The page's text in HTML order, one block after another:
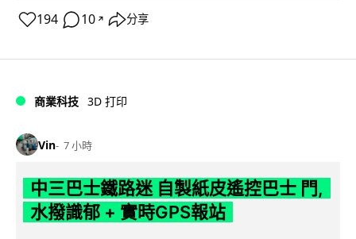
194 10 ↗ 分享
商業科技 3D 打印
Vin 7 小時
中三巴士鐵路迷 自製紙皮遙控巴士 門,
水撥識郁 + 實時GPS報站